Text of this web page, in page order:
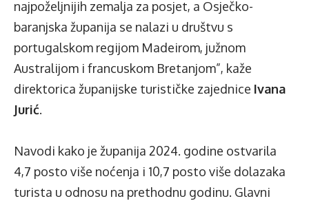
najpoželjnijih zemalja za posjet, a Osječko-
baranjska županija se nalazi u društvu s
portugalskom regijom Madeirom, južnom
Australijom i francuskom Bretanjom”, kaže
direktorica županijske turističke zajednice Ivana
Jurić.
Navodi kako je županija 2024. godine ostvarila
4,7 posto više noćenja i 10,7 posto više dolazaka
turista u odnosu na prethodnu godinu. Glavni